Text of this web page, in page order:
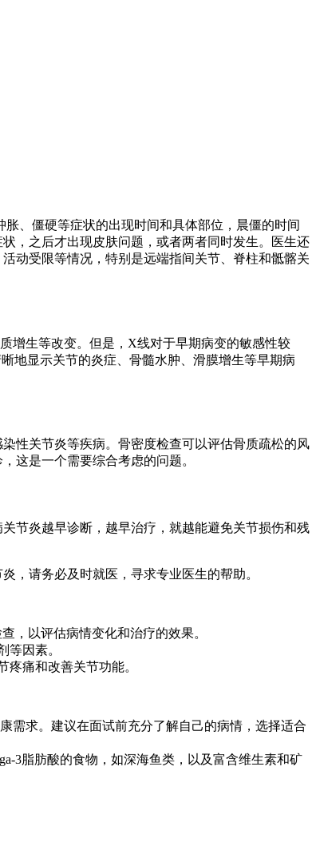
、僵硬等症状的出现时间和具体部位，晨僵的时间
，之后才出现皮肤问题，或者两者同时发生。医生还
动受限等情况，特别是远端指间关节、脊柱和骶髂关
增生等改变。但是，X线对于早期病变的敏感性较
地显示关节的炎症、骨髓水肿、滑膜增生等早期病
性关节炎等疾病。骨密度检查可以评估骨质疏松的风
这是一个需要综合考虑的问题。
节炎越早诊断，越早治疗，就越能避免关节损伤和残
，请务必及时就医，寻求专业医生的帮助。
，以评估病情变化和治疗的效果。
等因素。
痛和改善关节功能。
需求。建议在面试前充分了解自己的病情，选择适合
3脂肪酸的食物，如深海鱼类，以及富含维生素和矿